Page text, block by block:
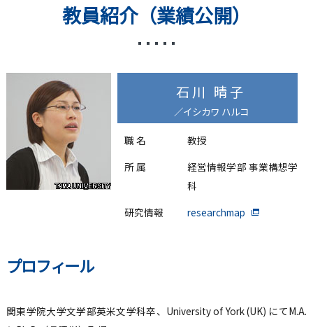
教員紹介（業績公開）
石川 晴子
／イシカワ ハルコ
職 名
教授
所 属
経営情報学部 事業構想学
科
研究情報
researchmap
プロフィール
関東学院大学文学部英米文学科卒、University of York (UK) にてM.A.